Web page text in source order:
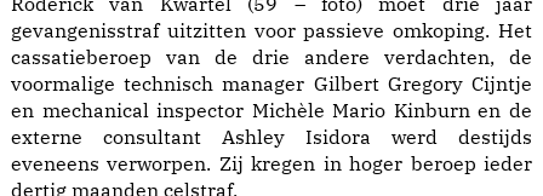
gevangenisstraf uitzitten voor passieve omkoping. Het
cassatieberoep van de drie andere verdachten, de
voormalige technisch manager Gilbert Gregory Cijntje
en mechanical inspector Michèle Mario Kinburn en de
externe consultant Ashley Isidora werd destijds
eveneens verworpen. Zij kregen in hoger beroep ieder
dertig maanden celstraf.